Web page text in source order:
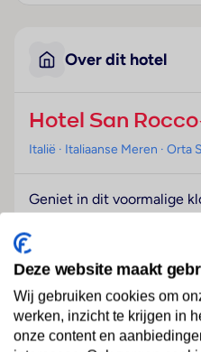
Over dit hotel
Hotel San Rocco
Italië · Italiaanse Meren · Orta
Geniet in dit voormalige
dit voormalige klooster
tot een elegant hotel. In
San Rocco relax je bij het
het prachtige uitzicht op
groene omgeving van
Deze website maakt
Wij gebruiken cookies om
werken, inzicht te krijgen in
onze content en